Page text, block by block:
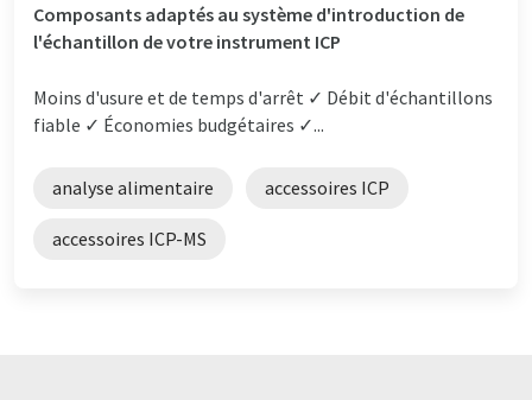
Composants adaptés au système d'introduction de
l'échantillon de votre instrument ICP
Moins d'usure et de temps d'arrêt ✓ Débit d'échantillons
fiable ✓ Économies budgétaires ✓...
analyse alimentaire accessoires ICP
accessoires ICP-MS